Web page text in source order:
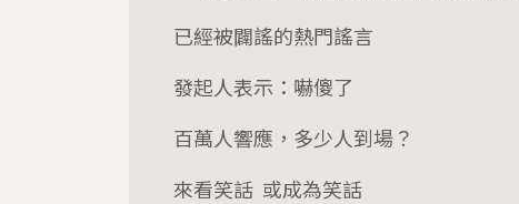
已經被闢謠的熱門謠言
發起人表示：嚇傻了
百萬人響應，多少人到場？
來看笑話 或成為笑話